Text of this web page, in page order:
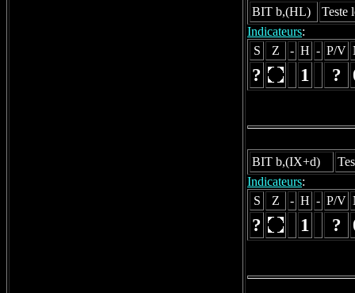
BIT b,(HL)
Teste
Indicateurs:
S
Z - H - P/V
? 1 ?
BIT b,(IX+d)
Indicateurs:
S
Z - H - P/V
? 1 ?